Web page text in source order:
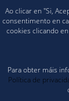
e presenza
temporada
no
Ao clicar en "Si,
consentimento en
cookies clicando en
Para obter máis
Política de